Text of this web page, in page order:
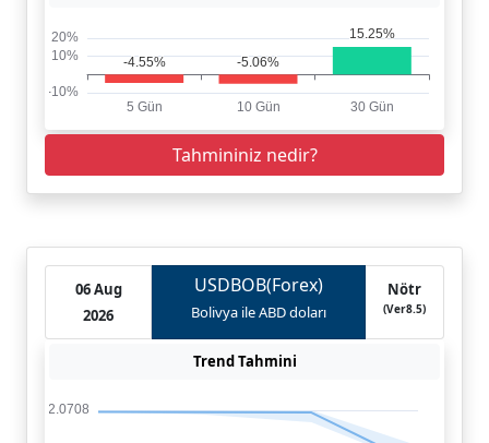
Tahmininiz nedir?
06 Aug
2026
USDBOB(Forex)
Bolivya ile ABD doları
Nötr
(Ver8.5)
Trend Tahmini